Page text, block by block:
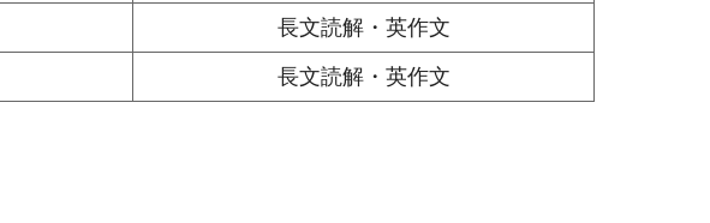
長文読解・英作文
長文読解・英作文